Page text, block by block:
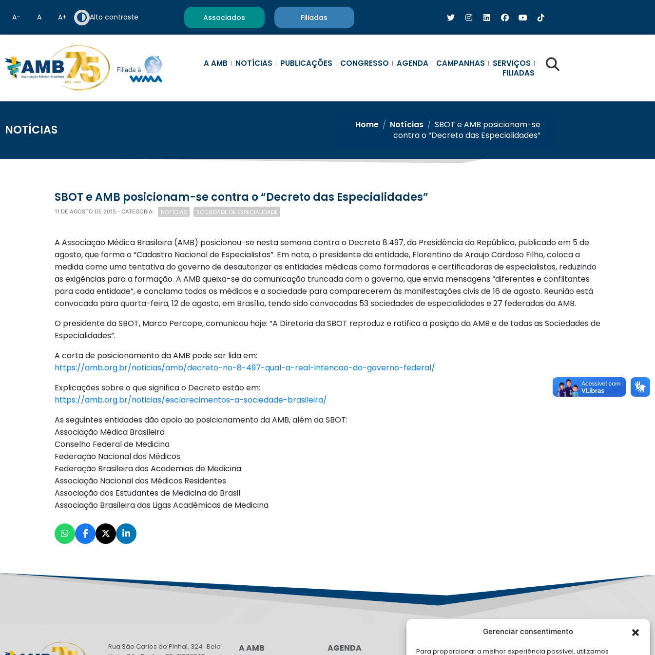
Gerenciar consentimento
Para proporcionar a melhor experiência possível, utilizamos
A− A A+ Alto contraste Associados Filiadas
A AMB NOTÍCIAS PUBLICAÇÕES CONGRESSO AGENDA CAMPANHAS
SERVIÇOS
FILIADAS
NOTÍCIAS Home / Notícias / SBOT e AMB posicionam-se
contra o “Decreto das Especialidades”
SBOT e AMB posicionam-se contra o “Decreto das Especialidades”
11 DE AGOSTO DE 2015 - CATEGORIA: NOTÍCIAS SOCIEDADE DE ESPECIALIDADE
A Associação Médica Brasileira (AMB) posicionou-se nesta semana contra o Decreto 8.497, da Presidência da República, publicado em 5 de
agosto, que forma o “Cadastro Nacional de Especialistas”. Em nota, o presidente da entidade, Florentino de Araujo Cardoso Filho, coloca a
medida como uma tentativa do governo de desautorizar as entidades médicas como formadoras e certificadoras de especialistas, reduzindo
as exigências para a formação. A AMB queixa-se da comunicação truncada com o governo, que envia mensagens “diferentes e conflitantes
para cada entidade”, e conclama todos os médicos e a sociedade para comparecerem às manifestações civis de 16 de agosto. Reunião está
convocada para quarta-feira, 12 de agosto, em Brasília, tendo sido convocadas 53 sociedades de especialidades e 27 federadas da AMB.
O presidente da SBOT, Marco Percope, comunicou hoje: “A Diretoria da SBOT reproduz e ratifica a posição da AMB e de todas as Sociedades de
Especialidades”.
A carta de posicionamento da AMB pode ser lida em:
https://amb.org.br/noticias/amb/decreto-no-8-497-qual-a-real-intencao-do-governo-federal/
Explicações sobre o que significa o Decreto estão em:
https://amb.org.br/noticias/esclarecimentos-a-sociedade-brasileira/
As seguintes entidades dão apoio ao posicionamento da AMB, além da SBOT:
Associação Médica Brasileira
Conselho Federal de Medicina
Federação Nacional dos Médicos
Federação Brasileira das Academias de Medicina
Associação Nacional dos Médicos Residentes
Associação dos Estudantes de Medicina do Brasil
Associação Brasileira das Ligas Acadêmicas de Medicina
Rua São Carlos do Pinhal, 324 Bela
A AMB AGENDA
LGPD